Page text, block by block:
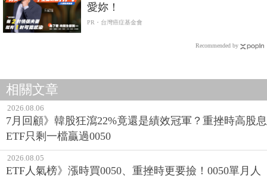
愛妳！
PR・台灣癌症基金會
Recommended by
相關文章
2026.08.06
7月回顧》韓股狂瀉22%竟還是績效冠軍？重挫時高股息
ETF只剩一檔贏過0050
2026.08.05
ETF人氣榜》漲時買0050、重挫時更要撿！0050單月人